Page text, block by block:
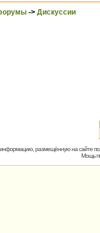
-> Дискуссии
размещённую на сайте
Мощь